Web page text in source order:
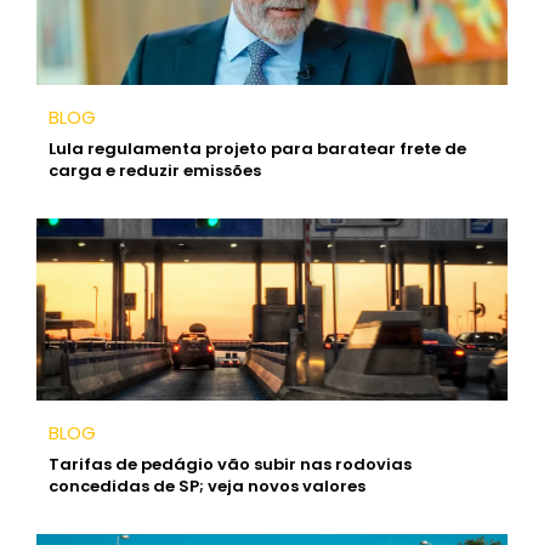
BLOG
Lula regulamenta projeto para baratear frete de
carga e reduzir emissões
BLOG
Tarifas de pedágio vão subir nas rodovias
concedidas de SP; veja novos valores